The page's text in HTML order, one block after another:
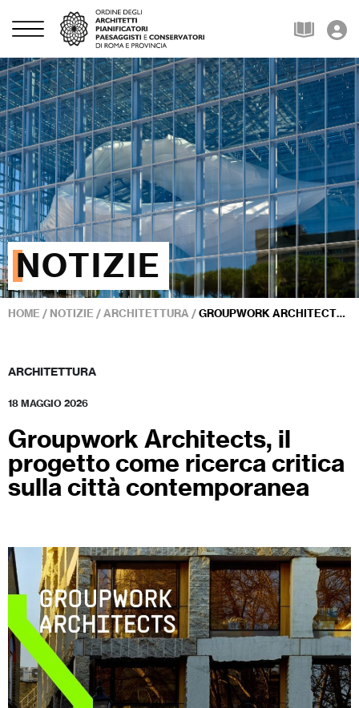
NOTIZIE
HOME / NOTIZIE /ARCHITETTURA /GROUPWORK ARCHITECTS, IL PROGETTO COME RICERCA CRITICA SULLA CITTÀ CONTEMPORANEA
ARCHITETTURA
18 MAGGIO 2026
Groupwork Architects, il
progetto come ricerca critica
sulla città contemporanea